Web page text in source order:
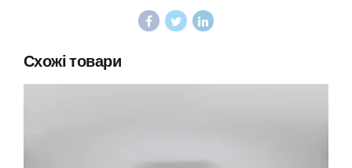
Схожі товари